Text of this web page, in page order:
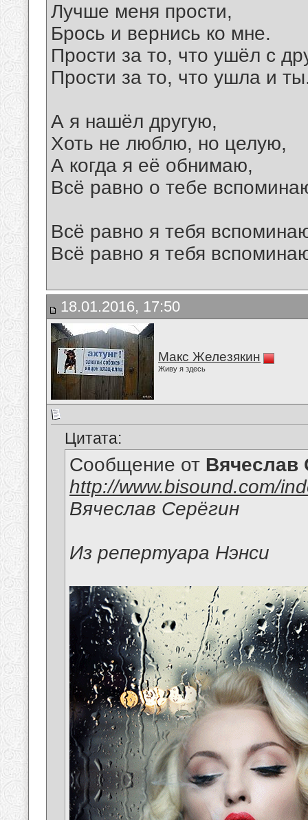
Лучше меня прости,
Брось и вернись ко мне.
Прости за то, что ушёл с
Прости за то, что ушла и
А я нашёл другую,
Хоть не люблю, но целую,
А когда я её обнимаю,
Всё равно о тебе
Всё равно я тебя
Всё равно я тебя
18.01.2016, 17:50
Макс Железякин
Живу я здесь
Цитата:
Сообщение от Вячеслав
http://www.bisound.com/
Вячеслав Серёгин
Из репертуара Нэнси